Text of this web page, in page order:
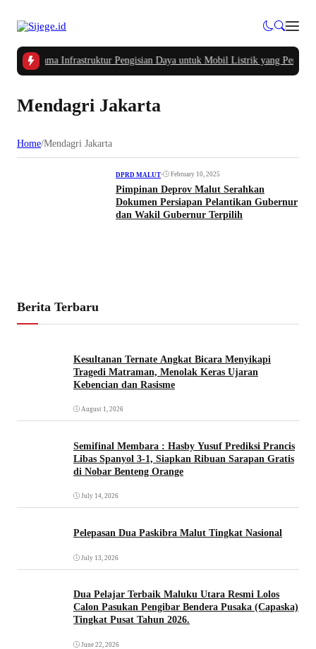
Utama Infrastruktur Pengisian Daya untuk Mobil Listrik yang Perlu
Mendagri Jakarta
Home/Mendagri Jakarta
DPRD MALUT• February 10, 2025
Pimpinan Deprov Malut Serahkan
Dokumen Persiapan Pelantikan Gubernur
dan Wakil Gubernur Terpilih
Berita Terbaru
Kesultanan Ternate Angkat Bicara Menyikapi
Tragedi Matraman, Menolak Keras Ujaran
Kebencian dan Rasisme
August 1, 2026
Semifinal Membara : Hasby Yusuf Prediksi Prancis
Libas Spanyol 3-1, Siapkan Ribuan Sarapan Gratis
di Nobar Benteng Orange
July 14, 2026
Pelepasan Dua Paskibra Malut Tingkat Nasional
July 13, 2026
Dua Pelajar Terbaik Maluku Utara Resmi Lolos
Calon Pasukan Pengibar Bendera Pusaka (Capaska)
Tingkat Pusat Tahun 2026.
June 22, 2026